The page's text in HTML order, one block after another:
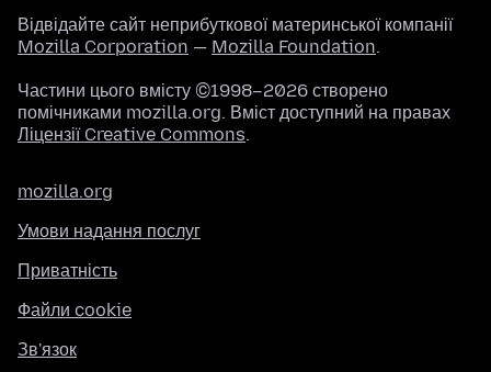
Відвідайте сайт неприбуткової материнської компанії
Mozilla Corporation — Mozilla Foundation.
Частини цього вмісту ©1998–2026 створено
помічниками mozilla.org. Вміст доступний на правах
Ліцензії Creative Commons.
mozilla.org
Умови надання послуг
Приватність
Файли cookie
Зв'язок